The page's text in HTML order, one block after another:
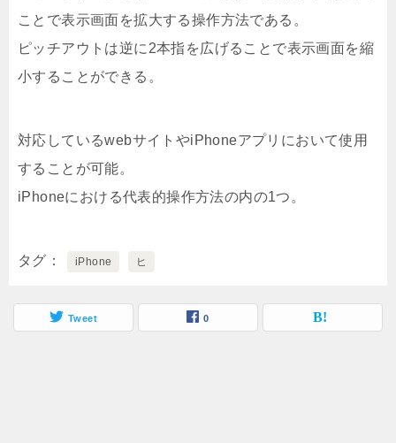
ことで表示画面を拡大する操作方法である。
ピッチアウトは逆に2本指を広げることで表示画面を縮
小することができる。
対応しているwebサイトやiPhoneアプリにおいて使用
することが可能。
iPhoneにおける代表的操作方法の内の1つ。
タグ iPhone ヒ
Tweet 0